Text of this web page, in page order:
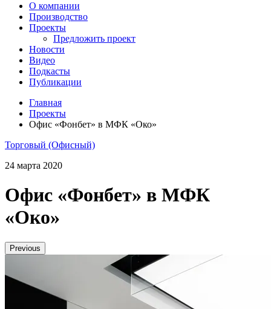
О компании
Производство
Проекты
Предложить проект
Новости
Видео
Подкасты
Публикации
Главная
Проекты
Офис «Фонбет» в МФК «Око»
Торговый (Офисный)
24 марта 2020
Офис «Фонбет» в МФК
«Око»
Previous